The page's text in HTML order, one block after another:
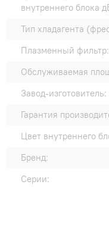
внутреннего блока
Тип хладагента
Плазменный фильтр:
Обслуживаемая
Завод-изготовитель:
Гарантия
Цвет внутреннего
Бренд:
Серии: